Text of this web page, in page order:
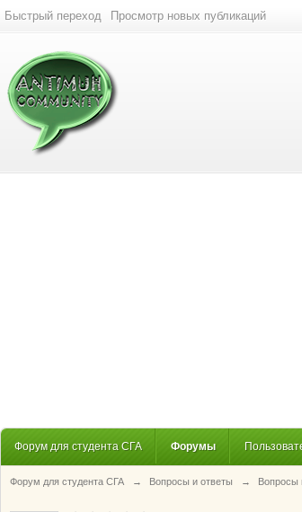
Быстрый переход Просмотр новых публикаций
Форум для студента СГА Форумы
Форум для студента СГА → Вопросы и ответы → Вопросы